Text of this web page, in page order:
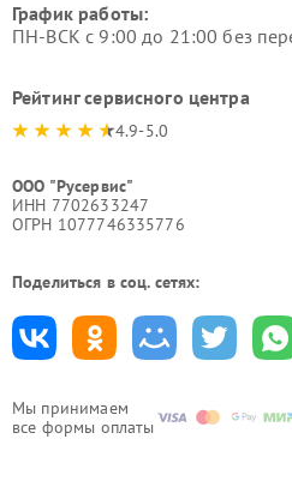
Мы принимаем
все формы оплаты
График работы:
ПН-ВСК с 9:00 до 21:00 без
Рейтинг сервисного центра
4.9-5.0
ООО "Русервис"
ИНН 7702633247
ОГРН 1077746335776
Поделиться в соц. сетях: